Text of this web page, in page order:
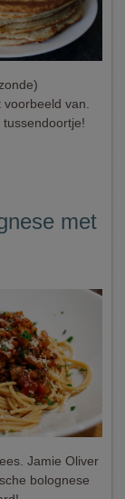
van.
met
Jamie Oliver
bolognese